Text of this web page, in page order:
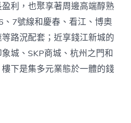
利，也聚享著周邊高端醇熟
7號線和慶春、看江、博奧
路況配套；近享錢江新城的
城、SKP商城、杭州之門和
下是集多元業態於一體的錢